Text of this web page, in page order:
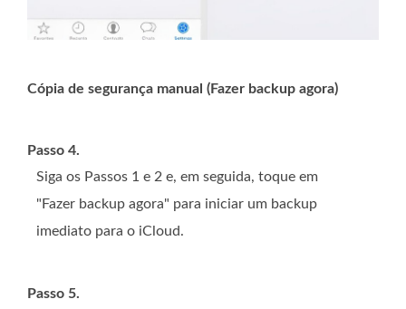
Cópia de segurança manual (Fazer backup agora)
Passo 4.
Siga os Passos 1 e 2 e, em seguida, toque em
"Fazer backup agora" para iniciar um backup
imediato para o iCloud.
Passo 5.